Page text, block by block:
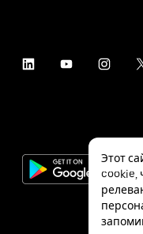
Этот
cookie,